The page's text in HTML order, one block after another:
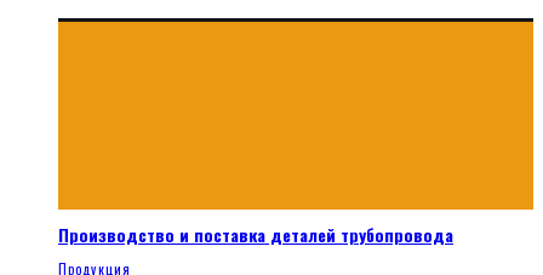
Производство и поставка деталей трубопровода
Продукция